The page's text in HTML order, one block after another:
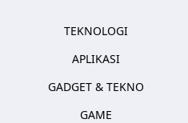
TEKNOLOGI
APLIKASI
GADGET & TEKNO
GAME